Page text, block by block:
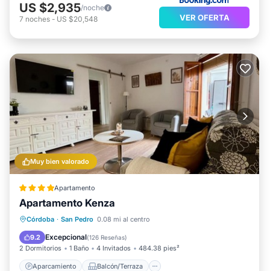
US $2,935/noche
7 noches - US $20,548 VER OFERTA
Muy bien valorado
Apartamento
Apartamento Kenza
Córdoba · San Pedro 0.08 mi al centro
9.2 Excepcional(126 Reseñas)
2 Dormitorios 1 Baño 4 Invitados 484.38 pies²
Aparcamiento Balcón/Terraza
Aparcamiento
Balcón/Terraza
Aire acondicionado